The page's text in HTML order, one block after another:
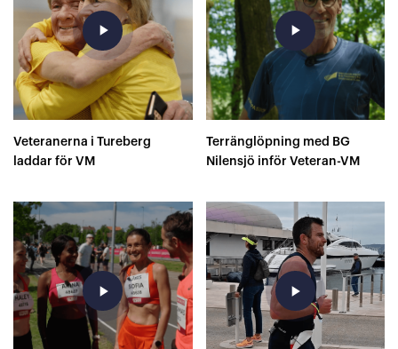
play_arrow
Veteranerna i Tureberg
laddar för VM
play_arrow
Terränglöpning med BG
Nilensjö inför Veteran-VM
play_arrow play_arrow